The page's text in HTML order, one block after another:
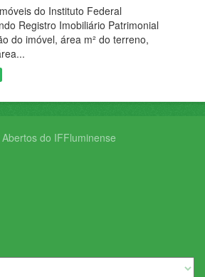
do Instituto Federal
Registro Imobiliário Patrimonial
do imóvel, área m² do terreno,
do IFFluminense